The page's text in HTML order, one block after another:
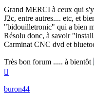
Grand MERCI à ceux qui
J2c, entre autres.... etc, et
"bidouilletronic" qui a bien
Résolu donc, à savoir
Carminat CNC dvd et
Très bon forum ..... à bientôt
buron44